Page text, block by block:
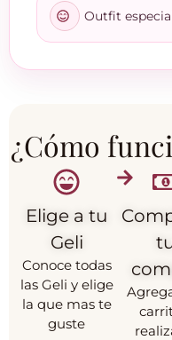
Outfit
¿Cómo
Elige a tu
Geli
Conoce todas
las Geli y elige
la que mas te
guste